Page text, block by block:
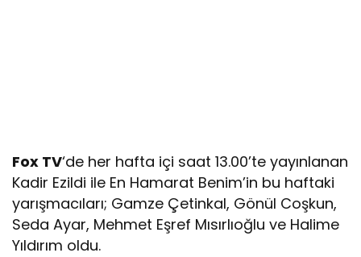
Fox TV‘de her hafta içi saat 13.00’te yayınlanan
Kadir Ezildi ile En Hamarat Benim’in bu haftaki
yarışmacıları; Gamze Çetinkal, Gönül Coşkun,
Seda Ayar, Mehmet Eşref Mısırlıoğlu ve Halime
Yıldırım oldu.